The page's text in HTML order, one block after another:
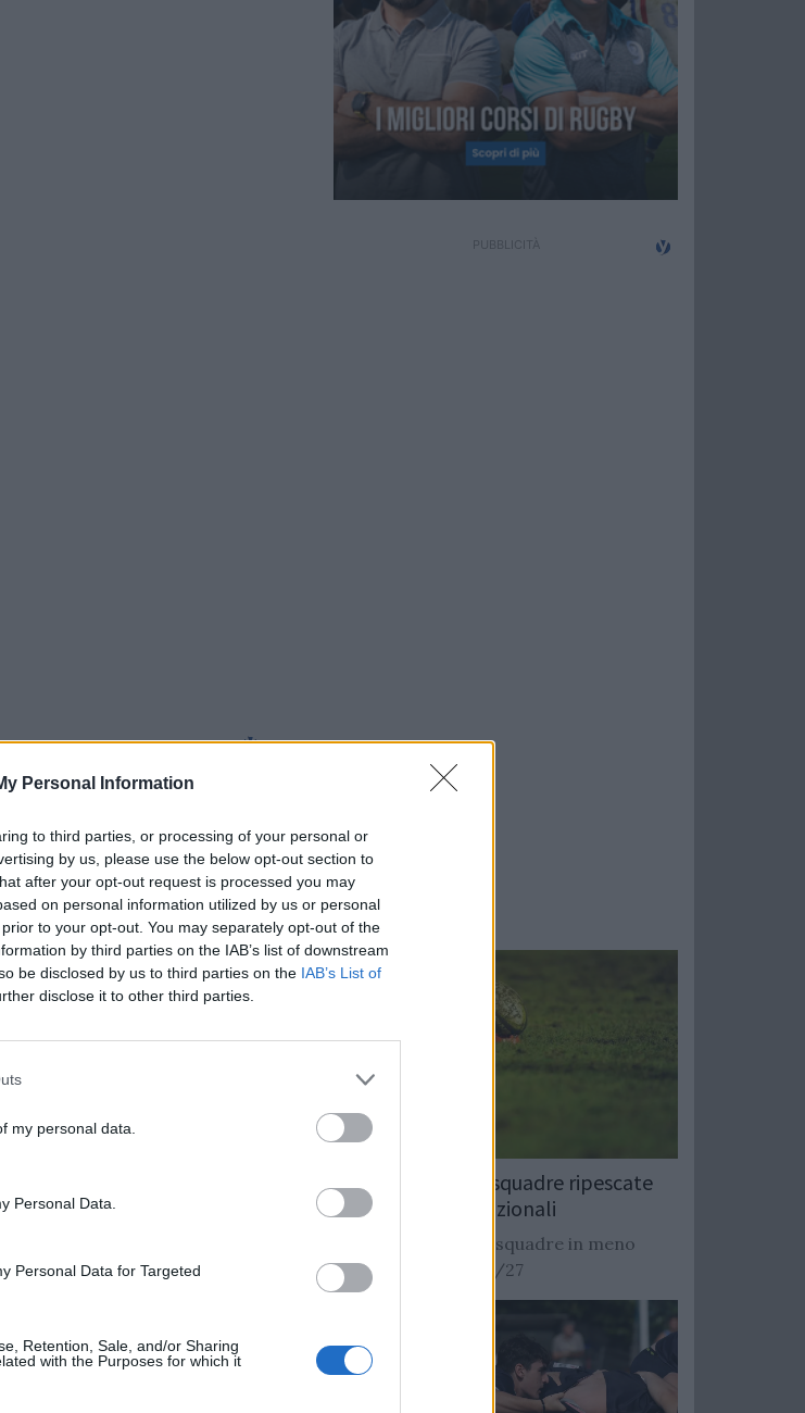
Personal Information
to third parties, or processing of your personal or
by us, please use the below opt-out section to
after your opt-out request is processed you may
on personal information utilized by us or personal
to your opt-out. You may separately opt-out of the
by third parties on the IAB’s list of downstream
be disclosed by us to third parties on the IAB’s List of
disclose it to other third parties.
my personal data.
Personal Data.
Personal Data for Targeted
Retention, Sale, and/or Sharing
with the Purposes for which it
Rugby: Record di squadre ripescate
nei campionati nazionali
Si stimano oltre 20 squadre in meno
dalla stagione 2026/27